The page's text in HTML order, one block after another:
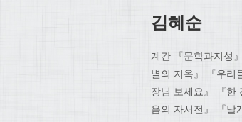
김혜순
계간 『문학과지성
별의 지옥』 『우리
장님 보세요』 『한
음의 자서전』 『날